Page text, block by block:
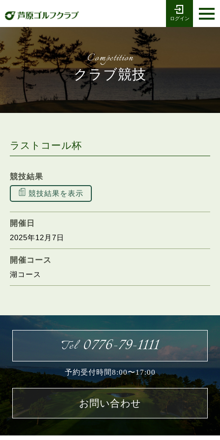
ログイン
お電話でのご予約
Tel 0776-79-1111
ホーム
海コース
湖コース
プレー予約
採用情報
交通アクセス
Competition
クラブ競技
ラストコール杯
競技結果
競技結果を表示
開催日
2025年12月7日
開催コース
湖コース
Tel 0776-79-1111
予約受付時間8:00〜17:00
お問い合わせ